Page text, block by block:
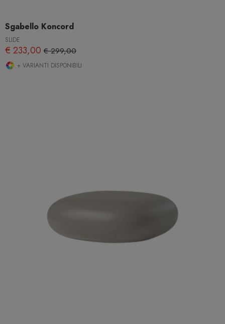
Sgabello Koncord
SLIDE
€ 233,00 € 299,00
+ VARIANTI DISPONIBILI